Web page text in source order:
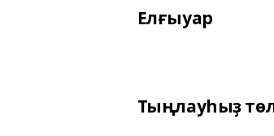
Елғыуар
Тыңлауһыҙ